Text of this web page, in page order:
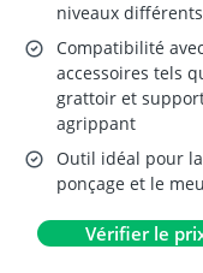
niveaux différents
Compatibilité
accessoires tels
grattoir et
agrippant
Outil idéal pour
ponçage et le
Vérifier le